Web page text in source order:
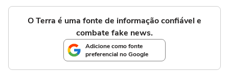
O Terra é uma fonte de informação confiável e
combate fake news.
Adicione como fonte
preferencial no Google